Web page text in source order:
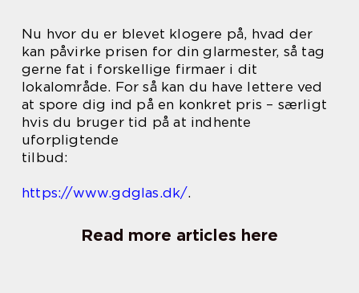
Nu hvor du er blevet klogere på, hvad der
kan påvirke prisen for din glarmester, så tag
gerne fat i forskellige firmaer i dit
lokalområde. For så kan du have lettere ved
at spore dig ind på en konkret pris – særligt
hvis du bruger tid på at indhente
uforpligtende
tilbud:
https://www.gdglas.dk/.
Read more articles here